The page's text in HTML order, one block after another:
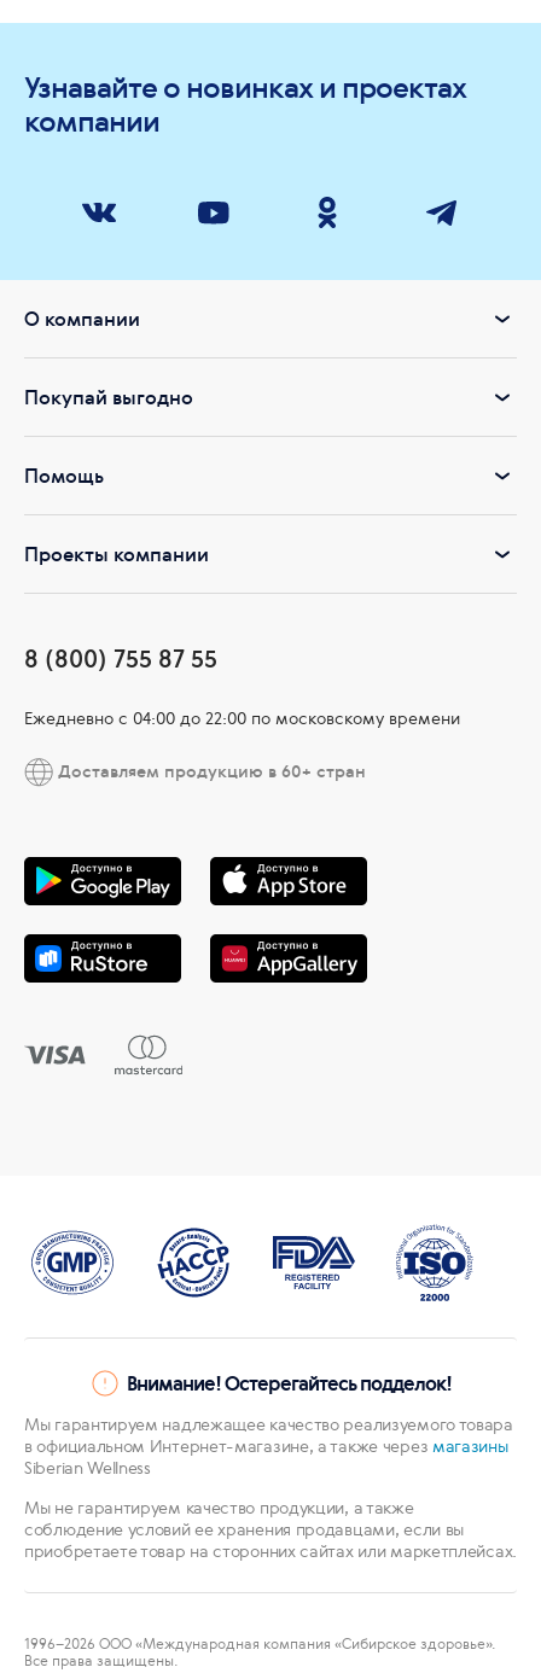
Узнавайте о новинках и проектах
компании
О компании
Покупай выгодно
Помощь
Проекты компании
8 (800) 755 87 55
Ежедневно c 04:00 до 22:00 по московскому времени
Доставляем продукцию в 60+ стран
Внимание! Остерегайтесь подделок!
Мы гарантируем надлежащее качество реализуемого товара
в официальном Интернет-магазине, а также через магазины
Siberian Wellness
Мы не гарантируем качество продукции, а также
соблюдение условий ее хранения продавцами, если вы
приобретаете товар на сторонних сайтах или маркетплейсах.
1996–2026 ООО «Международная компания «Сибирское здоровье».
Все права защищены.